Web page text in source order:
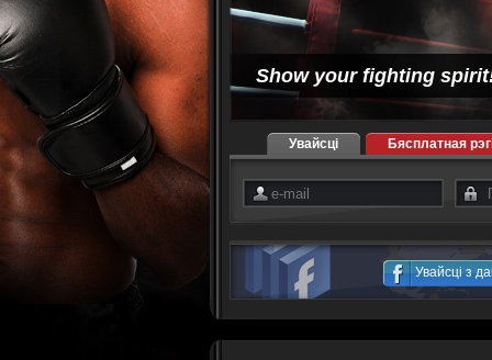
Show your fighting
Увайсці Бясплатная
Увайсці з